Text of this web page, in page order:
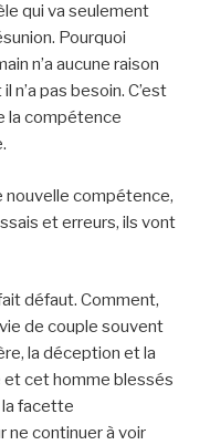
qui va seulement
Pourquoi
n’a aucune raison
pas besoin. C’est
la compétence
nouvelle compétence,
et erreurs, ils vont
défaut. Comment,
de couple souvent
la déception et la
cet homme blessés
facette
ne continuer à voir